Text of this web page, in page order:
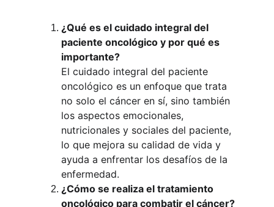
¿Qué es el cuidado integral del
paciente oncológico y por qué es
importante?
El cuidado integral del paciente
oncológico es un enfoque que trata
no solo el cáncer en sí, sino también
los aspectos emocionales,
nutricionales y sociales del paciente,
lo que mejora su calidad de vida y
ayuda a enfrentar los desafíos de la
enfermedad.
¿Cómo se realiza el tratamiento
oncológico para combatir el cáncer?